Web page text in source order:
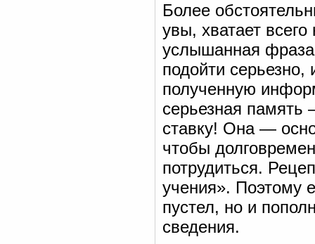
Более
увы, хватает
услышанная фраза
подойти серьезно,
полученную
серьезная
ставку! Она —
чтобы
потрудиться.
учения». Поэтому
пустел, но и
сведения.